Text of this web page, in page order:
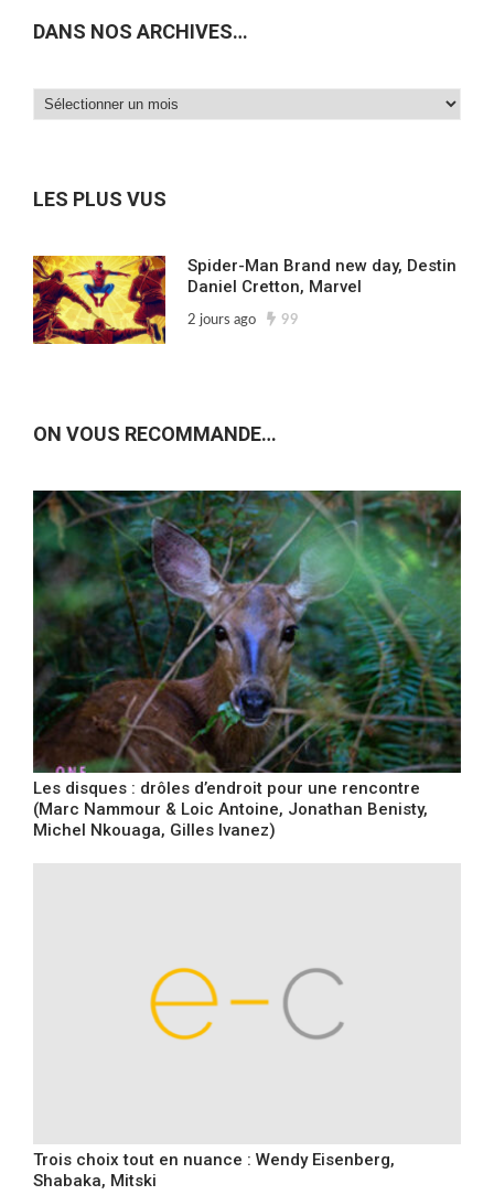
DANS NOS ARCHIVES…
Dans
LES PLUS VUS
Spider-Man Brand new day, Destin
Daniel Cretton, Marvel
2 jours ago 99
ON VOUS RECOMMANDE…
Les disques : drôles d’endroit pour une rencontre
(Marc Nammour & Loic Antoine, Jonathan Benisty,
Michel Nkouaga, Gilles Ivanez)
Trois choix tout en nuance : Wendy Eisenberg,
Shabaka, Mitski